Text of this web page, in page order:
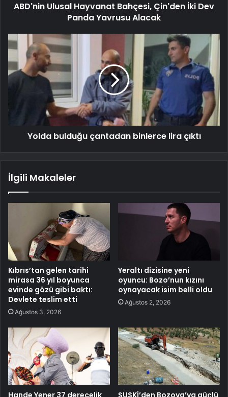
ABD'nin Ulusal Hayvanat Bahçesi, Çin'den İki Dev
Panda Yavrusu Alacak
Yolda bulduğu çantadan binlerce lira çıktı
İlgili Makaleler
Kıbrıs’tan gelen tarihi
mirasa 36 yıl boyunca
evinde gözü gibi baktı:
Devlete teslim etti
Ağustos 3, 2026
Yeraltı dizisine yeni
oyuncu: Bozo’nun kızını
oynayacak isim belli oldu
Ağustos 2, 2026